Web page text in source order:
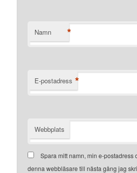
Namn *
E-postadress *
Webbplats
Spara mitt namn, min e-postadress
denna webbläsare till nästa gång jag